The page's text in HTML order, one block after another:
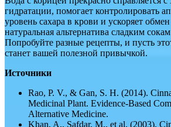
гидратации, помогает контролировать
уровень сахара в крови и ускоряет
натуральная альтернатива сладким
Попробуйте разные рецепты, и пусть
станет вашей полезной привычкой.
Источники
Rao, P. V., & Gan, S. H. (2014).
Medicinal Plant. Evidence-Based
Alternative Medicine.
Khan, A., Safdar, M., et al. (2003).